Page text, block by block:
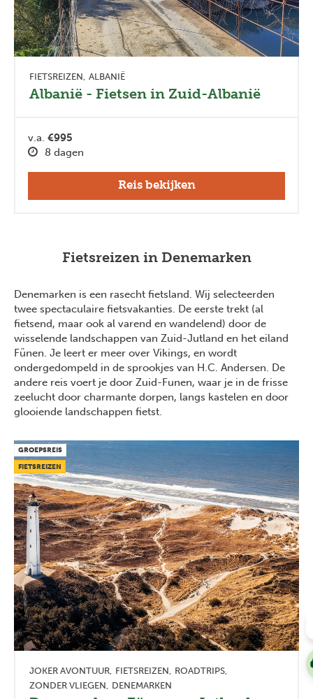
FIETSREIZEN ALBANIË
Albanië - Fietsen in Zuid-Albanië
v.a. €995
8 dagen
Reis bekijken
Fietsreizen in Denemarken
Denemarken is een rasecht fietsland. Wij selecteerden
twee spectaculaire fietsvakanties. De eerste trekt (al
fietsend, maar ook al varend en wandelend) door de
wisselende landschappen van Zuid-Jutland en het eiland
Fünen. Je leert er meer over Vikings, en wordt
ondergedompeld in de sprookjes van H.C. Andersen. De
andere reis voert je door Zuid-Funen, waar je in de frisse
zeelucht door charmante dorpen, langs kastelen en door
glooiende landschappen fietst.
GROEPSREIS
FIETSREIZEN
JOKER AVONTUUR FIETSREIZEN
ROADTRIPS
ZONDER VLIEGEN
DENEMARKEN